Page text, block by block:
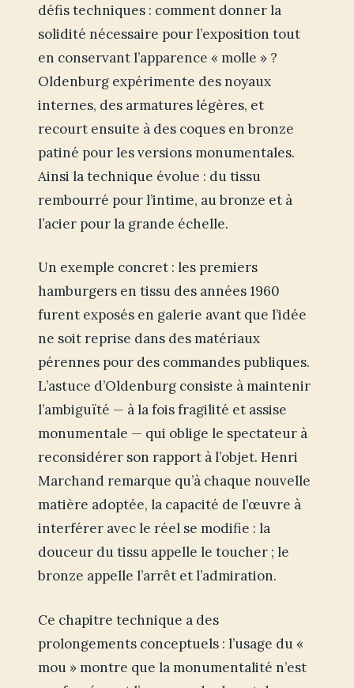
défis techniques : comment donner la
solidité nécessaire pour l’exposition tout
en conservant l’apparence « molle » ?
Oldenburg expérimente des noyaux
internes, des armatures légères, et
recourt ensuite à des coques en bronze
patiné pour les versions monumentales.
Ainsi la technique évolue : du tissu
rembourré pour l’intime, au bronze et à
l’acier pour la grande échelle.
Un exemple concret : les premiers
hamburgers en tissu des années 1960
furent exposés en galerie avant que l’idée
ne soit reprise dans des matériaux
pérennes pour des commandes publiques.
L’astuce d’Oldenburg consiste à maintenir
l’ambiguïté — à la fois fragilité et assise
monumentale — qui oblige le spectateur à
reconsidérer son rapport à l’objet. Henri
Marchand remarque qu’à chaque nouvelle
matière adoptée, la capacité de l’œuvre à
interférer avec le réel se modifie : la
douceur du tissu appelle le toucher ; le
bronze appelle l’arrêt et l’admiration.
Ce chapitre technique a des
prolongements conceptuels : l’usage du «
mou » montre que la monumentalité n’est